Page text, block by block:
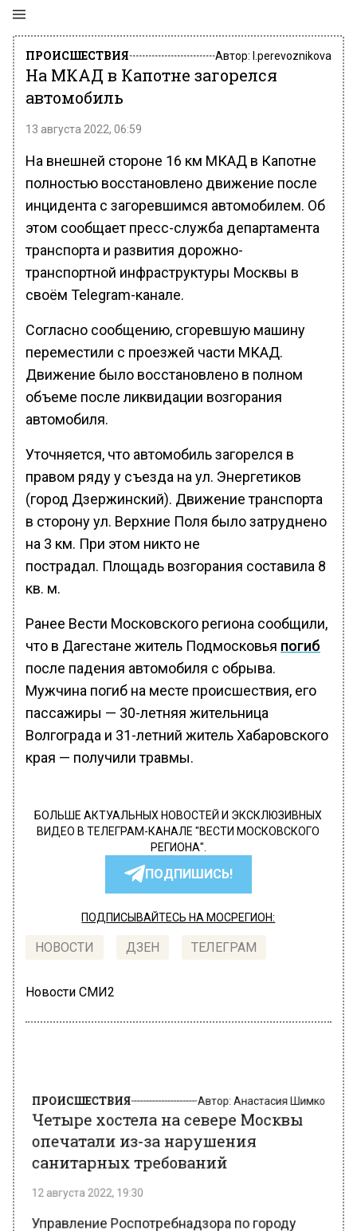
ПРОИСШЕСТВИЯ Автор: l.perevoznikova
На МКАД в Капотне загорелся
автомобиль
13 августа 2022, 06:59
На внешней стороне 16 км МКАД в Капотне
полностью восстановлено движение после
инцидента с загоревшимся автомобилем. Об
этом сообщает пресс-служба департамента
транспорта и развития дорожно-
транспортной инфраструктуры Москвы в
своём Telegram-канале.
Согласно сообщению, сгоревшую машину
переместили с проезжей части МКАД.
Движение было восстановлено в полном
объеме после ликвидации возгорания
автомобиля.
Уточняется, что автомобиль загорелся в
правом ряду у съезда на ул. Энергетиков
(город Дзержинский). Движение транспорта
в сторону ул. Верхние Поля было затруднено
на 3 км. При этом никто не
пострадал. Площадь возгорания составила 8
кв. м.
Ранее Вести Московского региона сообщили,
что в Дагестане житель Подмосковья погиб
после падения автомобиля с обрыва.
Мужчина погиб на месте происшествия, его
пассажиры — 30-летняя жительница
Волгограда и 31-летний житель Хабаровского
края — получили травмы.
БОЛЬШЕ АКТУАЛЬНЫХ НОВОСТЕЙ И ЭКСКЛЮЗИВНЫХ
ВИДЕО В ТЕЛЕГРАМ-КАНАЛЕ "ВЕСТИ МОСКОВСКОГО
РЕГИОНА".
ПОДПИШИСЬ!
ПОДПИСЫВАЙТЕСЬ НА МОСРЕГИОН:
НОВОСТИ ДЗЕН ТЕЛЕГРАМ
Новости СМИ2
Четыре хостела на севере Москвы
опечатали из-за нарушения
санитарных требований
12 августа 2022, 19:30
Управление Роспотребнадзора по городу
Москве опечатало четыре хостела на севере